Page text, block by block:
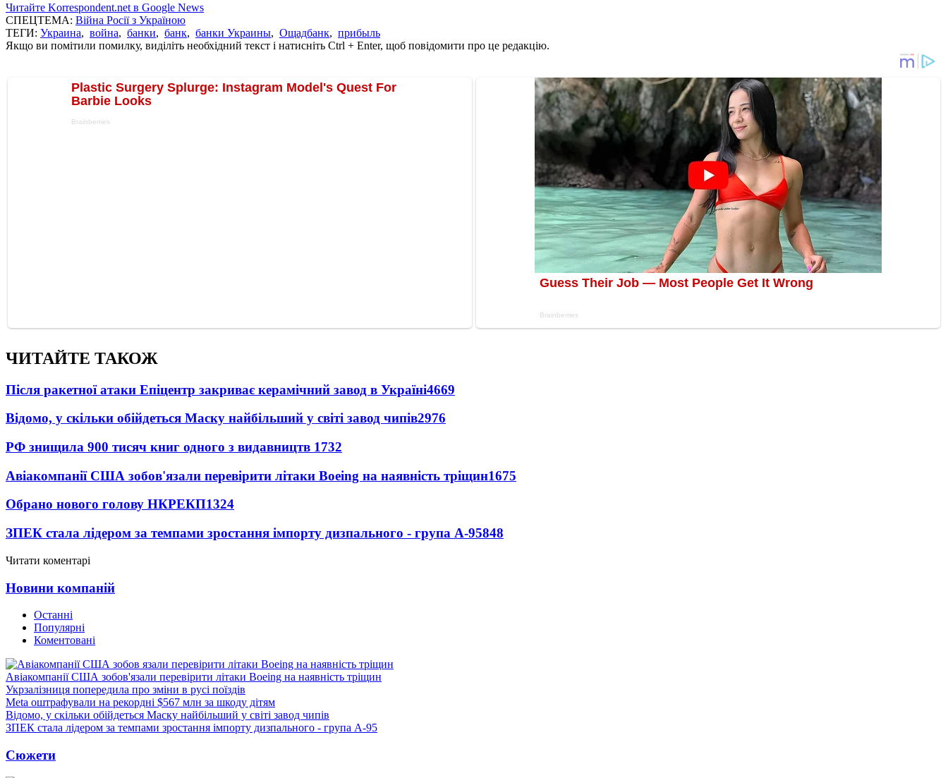
Читайте Korrespondent.net в Google News
СПЕЦТЕМА: Війна Росії з Україною
ТЕГИ: Украина, война, банки, банк, банки Украины, Ощадбанк, прибыль
Якщо ви помітили помилку, виділіть необхідний текст і натисніть Ctrl + Enter, щоб повідомити про це редакцію.
ЧИТАЙТЕ ТАКОЖ
Після ракетної атаки Епіцентр закриває керамічний завод в Україні4669
Відомо, у скільки обійдеться Маску найбільший у світі завод чипів2976
РФ знищила 900 тисяч книг одного з видавництв 1732
Авіакомпанії США зобов'язали перевірити літаки Boeing на наявність тріщин1675
Обрано нового голову НКРЕКП1324
ЗПЕК стала лідером за темпами зростання імпорту дизпального - група А-95848
Читати коментарі
Новини компаній
Останні
Популярні
Коментовані
Авіакомпанії США зобов'язали перевірити літаки Boeing на наявність тріщин
Укрзалізниця попередила про зміни в русі поїздів
Meta оштрафували на рекордні $567 млн за шкоду дітям
Відомо, у скільки обійдеться Маску найбільший у світі завод чипів
ЗПЕК стала лідером за темпами зростання імпорту дизпального - група А-95
Сюжети